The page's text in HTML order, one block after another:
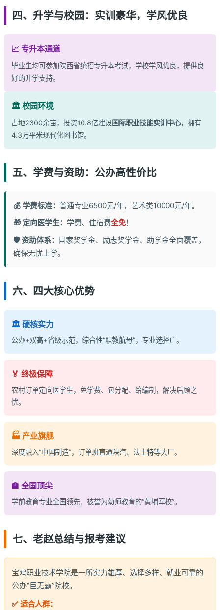
四、升学与校园：实训豪华，学风优良
📈 专升本通道
毕业生均可参加陕西省统招专升本考试，学校学风优良，提供良
好的升学支持。
🏛️ 校园环境
占地2300余亩，投资10.8亿建设国际职业技能实训中心，拥有
4.3万平米现代化图书馆。
五、学费与资助：公办高性价比
💰 学费标准： 普通专业6500元/年，艺术类10000元/年。
🎁 定向医学生： 学费、住宿费全免！
🛡️ 资助体系： 国家奖学金、励志奖学金、助学金全面覆盖，
确保无忧上学。
六、四大核心优势
🏛️ 硬核实力
公办+双高+省级示范，综合性“职教航母”，专业选择广。
🏅 终极保障
农村订单定向医学生，免学费、包分配、给编制，解决后顾之
忧。
🏭 产业旗舰
深度融入“中国制造”，订单班直通陕汽、法士特等大厂。
🏫 全国顶尖
学前教育专业全国领先，被誉为幼师教育的“黄埔军校”。
七、老赵总结与报考建议
宝鸡职业技术学院是一所实力雄厚、选择多样、就业可靠的
公办“巨无霸”院校。
✅ 适合人群：